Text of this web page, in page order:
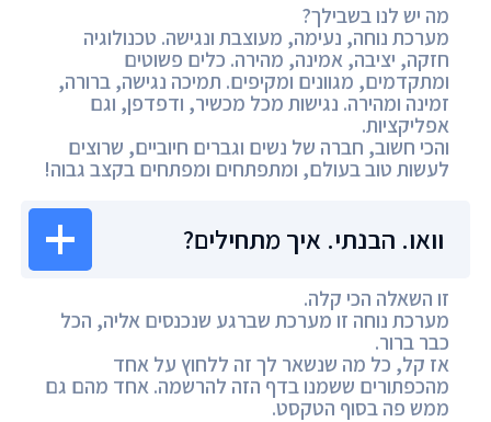
מה יש לנו בשבילך?
מערכת נוחה, נעימה, מעוצבת ונגישה. טכנולוגיה
חזקה, יציבה, אמינה, מהירה. כלים פשוטים
ומתקדמים, מגוונים ומקיפים. תמיכה נגישה, ברורה,
זמינה ומהירה. נגישות מכל מכשיר, ודפדפן, וגם
אפליקציות.
והכי חשוב, חברה של נשים וגברים חיוביים, שרוצים
לעשות טוב בעולם, ומתפתחים ומפתחים בקצב גבוה!
וואו. הבנתי. איך מתחילים?
זו השאלה הכי קלה.
מערכת נוחה זו מערכת שברגע שנכנסים אליה, הכל
כבר ברור.
אז קל, כל מה שנשאר לך זה ללחוץ על אחד
מהכפתורים ששמנו בדף הזה להרשמה. אחד מהם גם
ממש פה בסוף הטקסט.